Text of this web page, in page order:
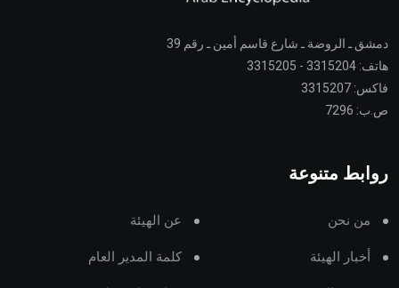
دمشق ـ الروضة ـ شارع قاسم أمين ـ رقم 39
هاتف: 3315204 - 3315205
فاكس: 3315207
ص.ب: 7296
روابط متنوعة
من نحن عن الهيئة
أخبار الهيئة كلمة المدير العام